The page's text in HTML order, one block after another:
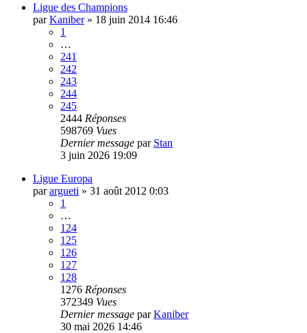
Ligue des Champions
parKaniber» 18 juin 2014 16:46
1
…
241
242
243
244
245
2444 Réponses
598769 Vues
Dernier message par Stan
3 juin 2026 19:09
Ligue Europa
parargueti » 31 août 2012 0:03
1
…
124
125
126
127
128
1276 Réponses
372349 Vues
Dernier message parKaniber
30 mai 2026 14:46